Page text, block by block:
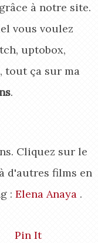
à notre site.
vous voulez
uptobox,
tout ça sur ma
.
Cliquez sur le
d'autres films en
: Elena Anaya.
Pin It